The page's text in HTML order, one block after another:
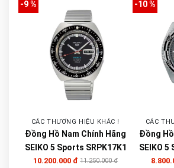
-9 %
CÁC THƯƠNG HIỆU KHÁC !
Đồng Hồ Nam Chính Hãng
SEIKO 5 Sports SRPK17K1
10.200.000 đ 11.250.000 đ
-10 %
CÁC
Đồng
SEIKO 5